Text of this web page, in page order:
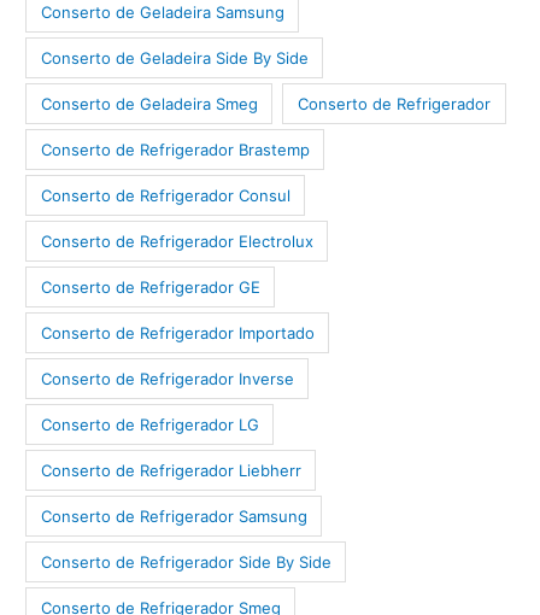
Conserto de Geladeira Samsung
Conserto de Geladeira Side By Side
Conserto de Geladeira Smeg Conserto de Refrigerador
Conserto de Refrigerador Brastemp
Conserto de Refrigerador Consul
Conserto de Refrigerador Electrolux
Conserto de Refrigerador GE
Conserto de Refrigerador Importado
Conserto de Refrigerador Inverse
Conserto de Refrigerador LG
Conserto de Refrigerador Liebherr
Conserto de Refrigerador Samsung
Conserto de Refrigerador Side By Side
Conserto de Refrigerador Smeg